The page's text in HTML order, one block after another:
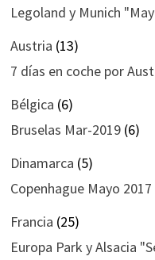
Legoland y Munich
Austria (13)
7 días en coche por
Bélgica (6)
Bruselas Mar-2019(6)
Dinamarca (5)
Copenhague Mayo 2017
Francia (25)
Europa Park y Alsacia